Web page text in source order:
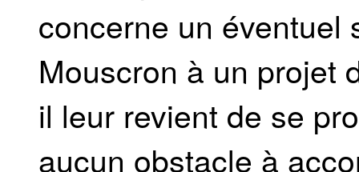
concerne un éventuel
Mouscron à un projet
il leur revient de se
aucun obstacle à